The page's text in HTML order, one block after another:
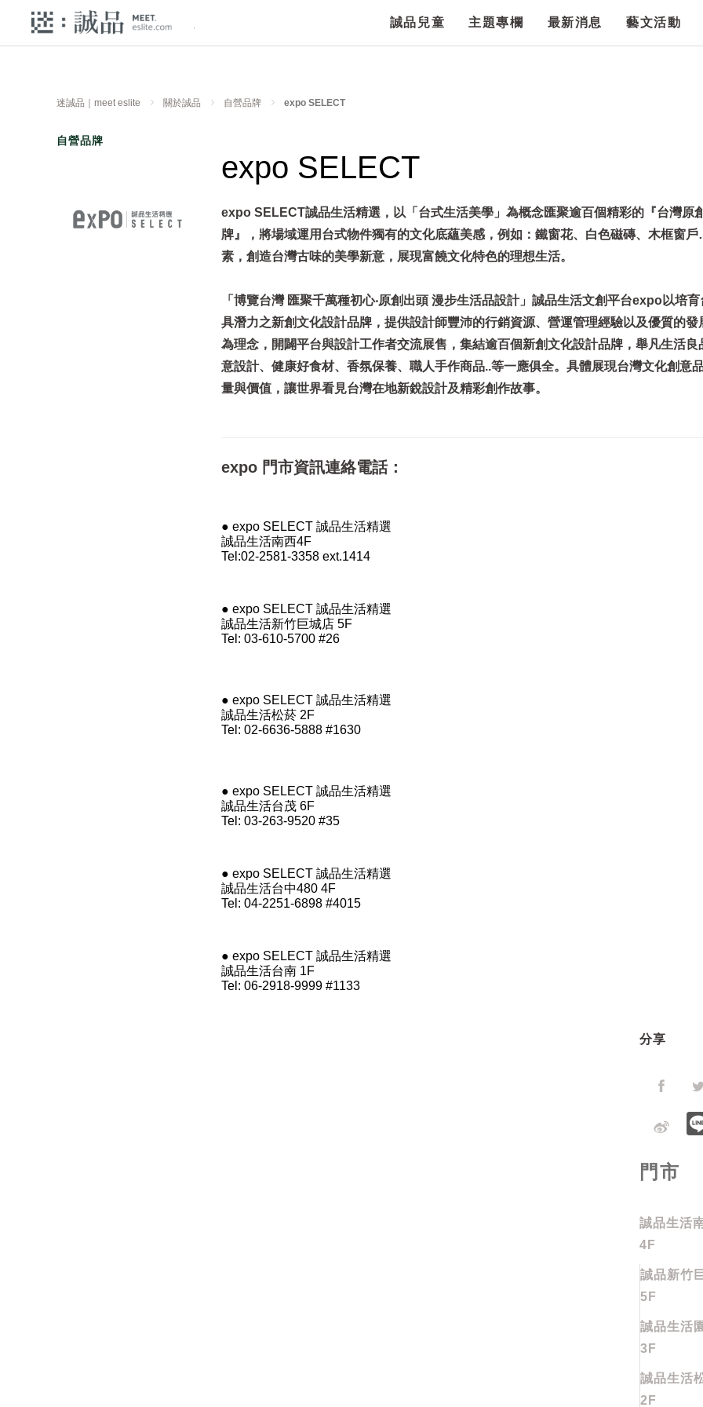
誠品兒童 主題專欄 最新消息 藝文活動
迷誠品｜meet eslite 關於誠品 自營品牌 expo SELECT
自營品牌
expo SELECT
expo SELECT誠品生活精選，以「台式生活美學」為概念匯聚逾百個精彩的『台灣原
牌』，將場域運用台式物件獨有的文化底蘊美感，例如：鐵窗花、白色磁磚、木框窗
素，創造台灣古味的美學新意，展現富饒文化特色的理想生活。
「博覽台灣 匯聚千萬種初心‧原創出頭 漫步生活品設計」誠品生活文創平台expo以培
具潛力之新創文化設計品牌，提供設計師豐沛的行銷資源、營運管理經驗以及優質的發
為理念，開闢平台與設計工作者交流展售，集結逾百個新創文化設計品牌，舉凡生活良
意設計、健康好食材、香氛保養、職人手作商品..等一應俱全。具體展現台灣文化創意
量與價值，讓世界看見台灣在地新銳設計及精彩創作故事。
expo 門市資訊連絡電話：
● expo SELECT 誠品生活精選
誠品生活南西4F
Tel:02-2581-3358 ext.1414
● expo SELECT 誠品生活精選
誠品生活新竹巨城店 5F
Tel: 03-610-5700 #26
● expo SELECT 誠品生活精選
誠品生活松菸 2F
Tel: 02-6636-5888 #1630
● expo SELECT 誠品生活精選
誠品生活台茂 6F
Tel: 03-263-9520 #35
● expo SELECT 誠品生活精選
誠品生活台中480 4F
Tel: 04-2251-6898 #4015
● expo SELECT 誠品生活精選
誠品生活台南 1F
Tel: 06-2918-9999 #1133
分享
門市
誠品生活
4F
誠品新竹
5F
誠品生活
3F
誠品生活
2F